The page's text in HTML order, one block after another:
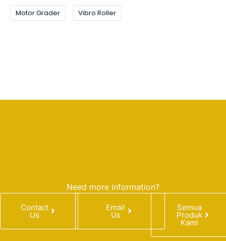
Motor Grader Vibro Roller
Need more information?
Contact
Us
Email
Us
Semua
Produk
Kami